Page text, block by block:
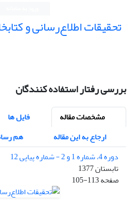
تحقیقات اطلاع‌رسانی و
بررسی رفتار استفاده کنندگان
مشخصات مقاله
فایل ها
ارجاع به این مقاله
هم
دوره 4، شماره 1 و 2 - شماره پیاپی 12
تابستان 1377
صفحه105-113